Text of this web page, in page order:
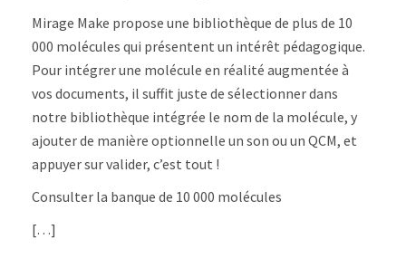
Mirage Make propose une bibliothèque de plus de 10
000 molécules qui présentent un intérêt pédagogique.
Pour intégrer une molécule en réalité augmentée à
vos documents, il suffit juste de sélectionner dans
notre bibliothèque intégrée le nom de la molécule, y
ajouter de manière optionnelle un son ou un QCM, et
appuyer sur valider, c’est tout !
Consulter la banque de 10 000 molécules
[…]